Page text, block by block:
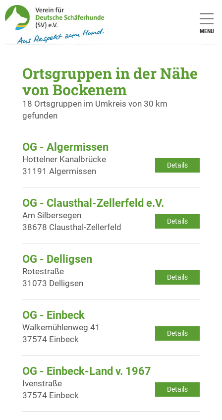
MENU
Ortsgruppen in der Nähe
von Bockenem
18 Ortsgruppen im Umkreis von 30 km
gefunden
OG - Algermissen
Details
Hottelner Kanalbrücke
31191 Algermissen
OG - Clausthal-Zellerfeld e.V.
Details
Am Silbersegen
38678 Clausthal-Zellerfeld
OG - Delligsen
Details
Rotestraße
31073 Delligsen
OG - Einbeck
Details
Walkemühlenweg 41
37574 Einbeck
OG - Einbeck-Land v. 1967
Details
Ivenstraße
37574 Einbeck